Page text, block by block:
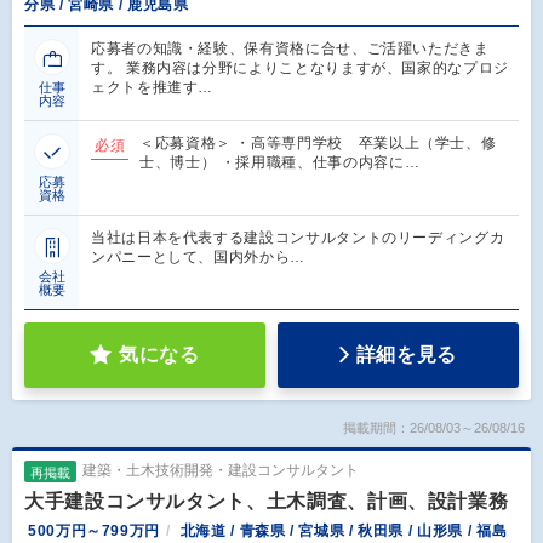
分県 / 宮崎県 / 鹿児島県
仕事
内容
応募者の知識・経験、保有資格に合せ、ご活躍いただきま
す。 業務内容は分野によりことなりますが、国家的なプロジ
ェクトを推進す…
応募
資格
必須
＜応募資格＞ ・高等専門学校 卒業以上（学士、修
士、博士） ・採用職種、仕事の内容に…
会社
概要
当社は日本を代表する建設コンサルタントのリーディングカ
ンパニーとして、国内外から…
気になる 詳細を見る
掲載期間：26/08/03～26/08/16
再掲載 建築・土木技術開発・建設コンサルタント
大手建設コンサルタント、土木調査、計画、設計業務
500万円～799万円
北海道 / 青森県 / 宮城県 / 秋田県 / 山形県 / 福島